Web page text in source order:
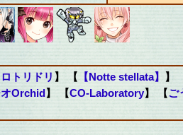
トリドリ 】 【 【Notte stellata】
】
Orchid】 【CO-Laboratory】 【ご